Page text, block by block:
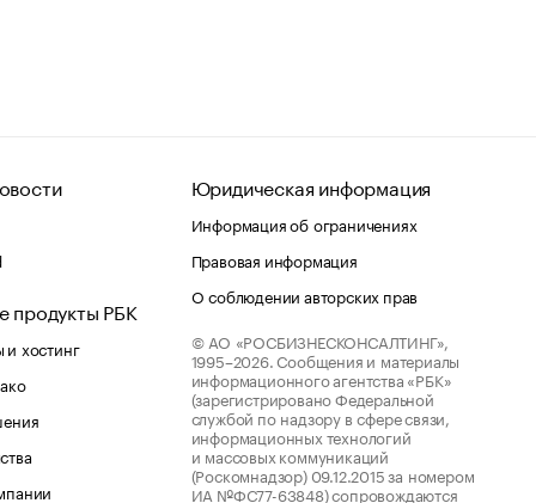
продукты РБК
хостинг
Юридическая информация
Информация об ограничениях
Правовая информация
О соблюдении авторских прав
© АО «РОСБИЗНЕСКОНСАЛТИНГ»,
1995–2026. Сообщения и материалы
информационного агентства «РБК»
(зарегистрировано Федеральной
службой по надзору в сфере связи,
информационных технологий
и массовых коммуникаций
(Роскомнадзор) 09.12.2015 за номером
ИА №ФС77-63848) сопровождаются